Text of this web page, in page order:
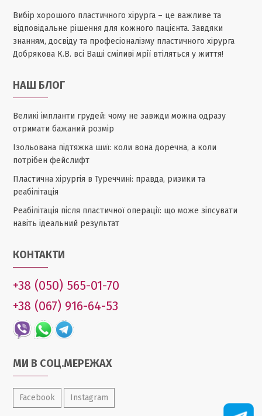
Вибір хорошого пластичного хірурга – це важливе та
відповідальне рішення для кожного пацієнта. Завдяки
знанням, досвіду та професіоналізму пластичного хірурга
Добрякова К.В. всі Ваші сміливі мрії втіляться у життя!
НАШ БЛОГ
Великі імпланти грудей: чому не завжди можна одразу
отримати бажаний розмір
Ізольована підтяжка шиї: коли вона доречна, а коли
потрібен фейслифт
Пластична хірургія в Туреччині: правда, ризики та
реабілітація
Реабілітація після пластичної операції: що може зіпсувати
навіть ідеальний результат
КОНТАКТИ
+38 (050) 565-01-70
+38 (067) 916-64-53
МИ В СОЦ.МЕРЕЖАХ
Facebook Instagram